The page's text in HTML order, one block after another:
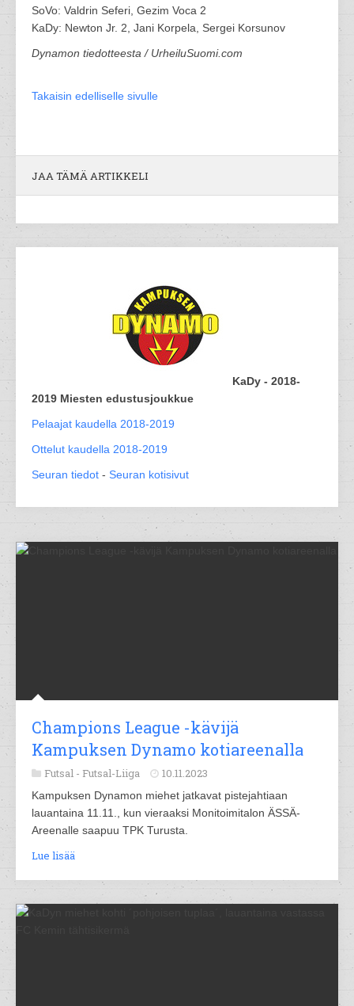
SoVo: Valdrin Seferi, Gezim Voca 2
KaDy: Newton Jr. 2, Jani Korpela, Sergei Korsunov
Dynamon tiedotteesta / UrheiluSuomi.com
Takaisin edelliselle sivulle
JAA TÄMÄ ARTIKKELI
KaDy - 2018-
2019 Miesten edustusjoukkue
Pelaajat kaudella 2018-2019
Ottelut kaudella 2018-2019
Seuran tiedot - Seuran kotisivut
Champions League -kävijä
Kampuksen Dynamo kotiareenalla
Futsal - Futsal-Liiga 10.11.2023
Kampuksen Dynamon miehet jatkavat pistejahtiaan
lauantaina 11.11., kun vieraaksi Monitoimitalon ÄSSÄ-
Areenalle saapuu TPK Turusta.
Lue lisää